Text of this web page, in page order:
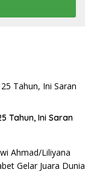
Tahun, Ini Saran